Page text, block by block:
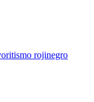
rojinegro